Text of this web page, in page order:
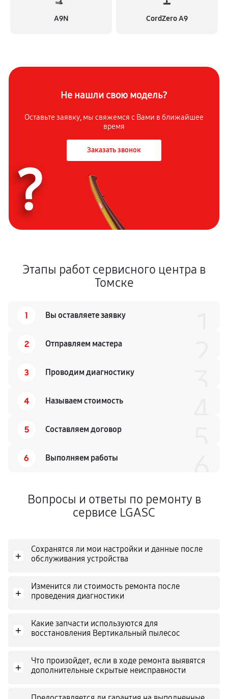
A9N CordZero A9
Не нашли свою модель?
Оставьте заявку, мы свяжемся с Вами в ближайшее
время
Заказать звонок
?
Этапы работ сервисного центра в
Томске
1 Вы оставляете заявку
2 Отправляем мастера
3 Проводим диагностику
4 Называем стоимость
5 Составляем договор
6 Выполняем работы
Вопросы и ответы по ремонту в
сервисе LGASC
+
Сохранятся ли мои настройки и данные после
обслуживания устройства
+
Изменится ли стоимость ремонта после
проведения диагностики
+
Какие запчасти используются для
восстановления Вертикальный пылесос
+
Что произойдет, если в ходе ремонта выявятся
дополнительные скрытые неисправности